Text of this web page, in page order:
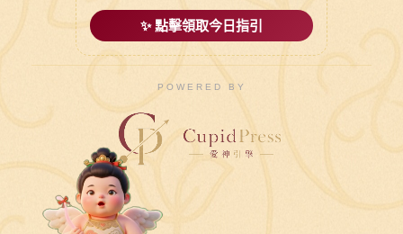
✨ 點擊領取今日指引
POWERED BY